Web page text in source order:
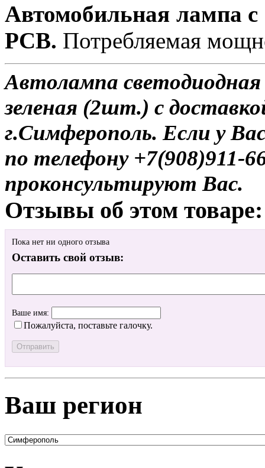
Автомобильная лампа
PCB. Потребляемая
Автолампа
зеленая (2шт.) с
г.Симферополь. Если у
по телефону
проконсультируют Вас.
Отзывы об этом товаре:
Пока нет ни одного отзыва
Оставить свой отзыв:
Ваше имя:
Пожалуйста, поставьте галочку.
Ваш регион